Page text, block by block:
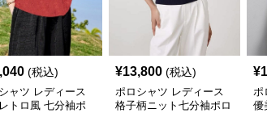
(税込)
ャツ レディース
トロ風 七分袖ポ
¥13,800 (税込)
ポロシャツ レディース
格子柄ニット七分袖ポロ
¥
ポ
優